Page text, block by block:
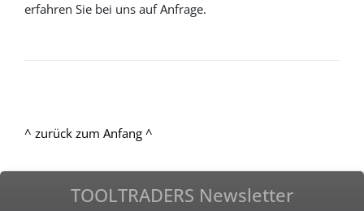
erfahren Sie bei uns auf Anfrage.
^ zurück zum Anfang ^
TOOLTRADERS Newsletter